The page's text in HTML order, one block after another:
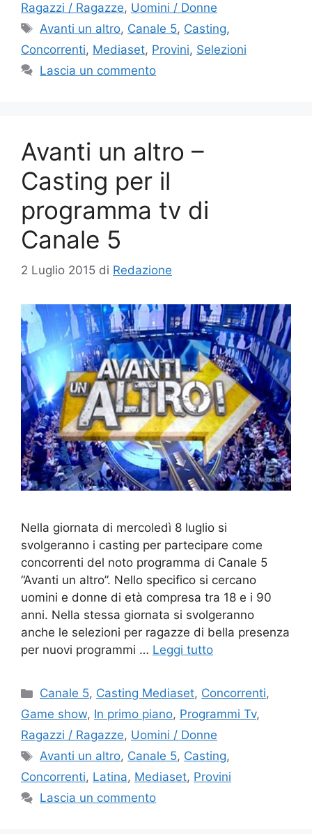
Ragazzi / Ragazze, Uomini / Donne
Tag
Avanti un altro, Canale 5, Casting,
Concorrenti, Mediaset, Provini, Selezioni
Lascia un commento
Avanti un altro –
Casting per il
programma tv di
Canale 5
2 Luglio 2015 di Redazione
Nella giornata di mercoledì 8 luglio si
svolgeranno i casting per partecipare come
concorrenti del noto programma di Canale 5
“Avanti un altro”. Nello specifico si cercano
uomini e donne di età compresa tra 18 e i 90
anni. Nella stessa giornata si svolgeranno
anche le selezioni per ragazze di bella presenza
per nuovi programmi … Leggi tutto
Categorie
Canale 5, Casting Mediaset, Concorrenti,
Game show, In primo piano, Programmi Tv,
Ragazzi / Ragazze, Uomini / Donne
Tag
Avanti un altro, Canale 5, Casting,
Concorrenti, Latina, Mediaset, Provini
Lascia un commento